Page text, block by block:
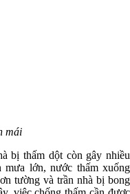
mái
bị thấm dột còn gây nhiều
mưa lớn, nước thấm xuống
tường và trần nhà bị bong